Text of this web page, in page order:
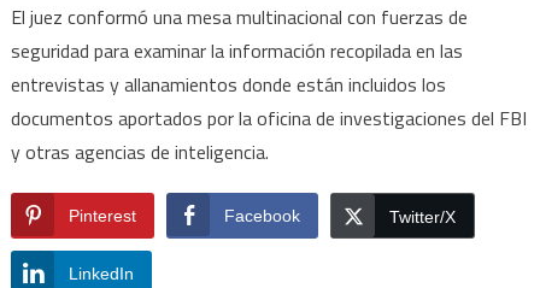
El juez conformó una mesa multinacional con fuerzas de
seguridad para examinar la información recopilada en las
entrevistas y allanamientos donde están incluidos los
documentos aportados por la oficina de investigaciones del FBI
y otras agencias de inteligencia.
Pinterest Facebook Twitter/X
LinkedIn